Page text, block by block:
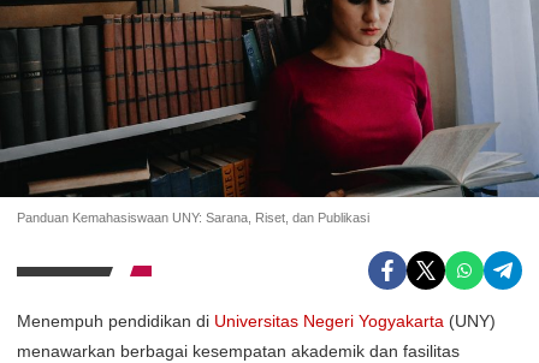
Panduan Kemahasiswaan UNY: Sarana, Riset, dan Publikasi
Menempuh pendidikan di Universitas Negeri Yogyakarta (UNY)
menawarkan berbagai kesempatan akademik dan fasilitas